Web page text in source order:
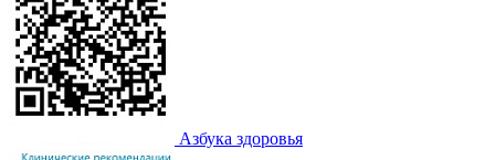
Азбука здоровья